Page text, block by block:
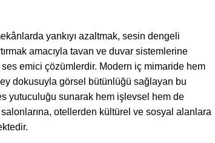
yankıyı azaltmak, sesin dengeli
amacıyla tavan ve duvar sistemlerine
emici çözümlerdir. Modern iç mimaride hem
dokusuyla görsel bütünlüğü sağlayan bu
yutuculuğu sunarak hem işlevsel hem de
otellerden kültürel ve sosyal alanlara